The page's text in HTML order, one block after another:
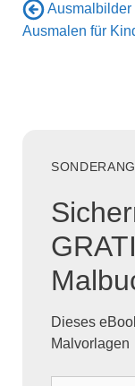
Ausmalbilder
Ausmalen für
Dieses
Malvorlagen